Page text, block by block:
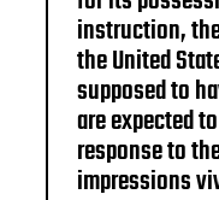
instruction,
the United
supposed to
are expected
response to
impressions